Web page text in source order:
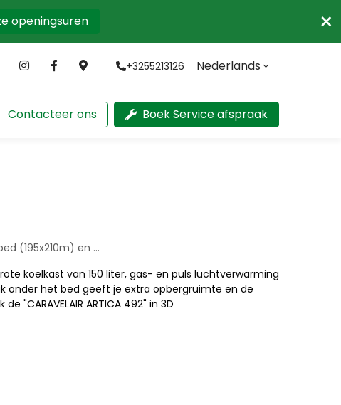
openingsuren ×
+3255213126 Nederlands
Contacteer ons Boek Service afspraak
(195x210m) en ...
koelkast van 150 liter, gas- en puls luchtverwarming
onder het bed geeft je extra opbergruimte en de
ARTICA 492" in 3D